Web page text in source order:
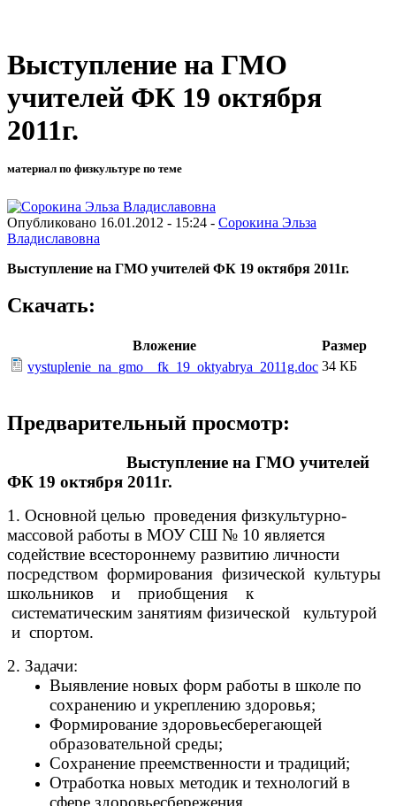
Выступление на ГМО
учителей ФК 19 октября
2011г.
материал по физкультуре по теме
Опубликовано 16.01.2012 - 15:24 - Сорокина Эльза
Владиславовна
Выступление на ГМО учителей ФК 19 октября 2011г.
Скачать:
Вложение
Размер
vystuplenie_na_gmo__fk_19_oktyabrya_2011g.doc 34 КБ
Предварительный просмотр:
Выступление на ГМО учителей
ФК 19 октября 2011г.
1. Основной целью проведения физкультурно-
массовой работы в МОУ СШ № 10 является
содействие всестороннему развитию личности
посредством формирования физической культуры
школьников и приобщения к
систематическим занятиям физической культурой
и спортом.
2. Задачи:
Выявление новых форм работы в школе по
сохранению и укреплению здоровья;
Формирование здоровьесберегающей
образовательной среды;
Сохранение преемственности и традиций;
Отработка новых методик и технологий в
сфере здоровьесбережения.